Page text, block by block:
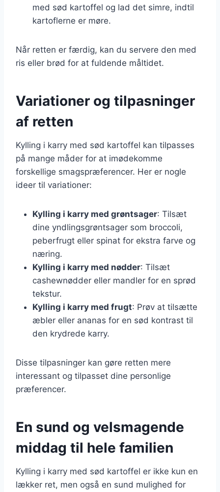
med sød kartoffel og lad det simre, indtil
kartoflerne er møre.
Når retten er færdig, kan du servere den med
ris eller brød for at fuldende måltidet.
Variationer og tilpasninger
af retten
Kylling i karry med sød kartoffel kan tilpasses
på mange måder for at imødekomme
forskellige smagspræferencer. Her er nogle
ideer til variationer:
Kylling i karry med grøntsager: Tilsæt
dine yndlingsgrøntsager som broccoli,
peberfrugt eller spinat for ekstra farve og
næring.
Kylling i karry med nødder: Tilsæt
cashewnødder eller mandler for en sprød
tekstur.
Kylling i karry med frugt: Prøv at tilsætte
æbler eller ananas for en sød kontrast til
den krydrede karry.
Disse tilpasninger kan gøre retten mere
interessant og tilpasset dine personlige
præferencer.
En sund og velsmagende
middag til hele familien
Kylling i karry med sød kartoffel er ikke kun en
lækker ret, men også en sund mulighed for